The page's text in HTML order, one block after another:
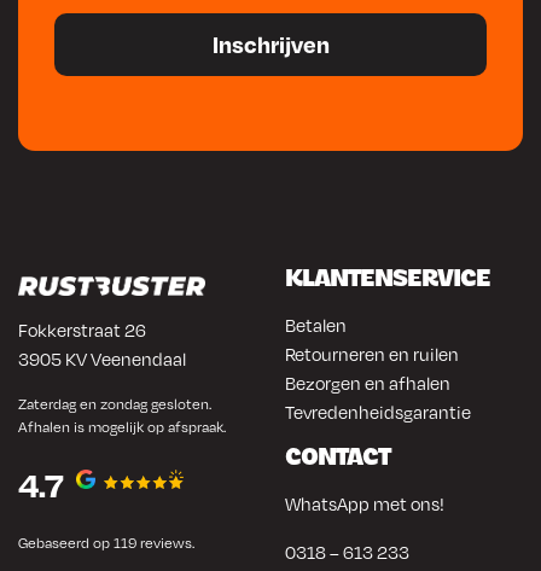
Fokkerstraat 26
3905 KV Veenendaal
Zaterdag en zondag gesloten.
Afhalen is mogelijk op afspraak.
4.7
Gebaseerd op 119 reviews.
KLANTENSERVICE
Betalen
Retourneren en ruilen
Bezorgen en afhalen
Tevredenheidsgarantie
CONTACT
WhatsApp met ons!
0318 – 613 233